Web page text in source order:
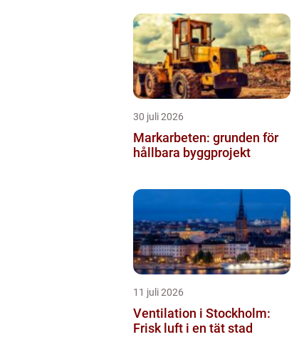
30 juli 2026
Markarbeten: grunden för
hållbara byggprojekt
11 juli 2026
Ventilation i Stockholm:
Frisk luft i en tät stad